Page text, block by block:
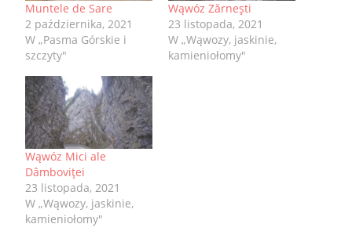
Muntele de Sare
2 października, 2021
W „Pasma Górskie i
szczyty"
Wąwóz Zărneşti
23 listopada, 2021
W „Wąwozy, jaskinie,
kamieniołomy"
Wąwóz Mici ale
Dâmboviţei
23 listopada, 2021
W „Wąwozy, jaskinie,
kamieniołomy"